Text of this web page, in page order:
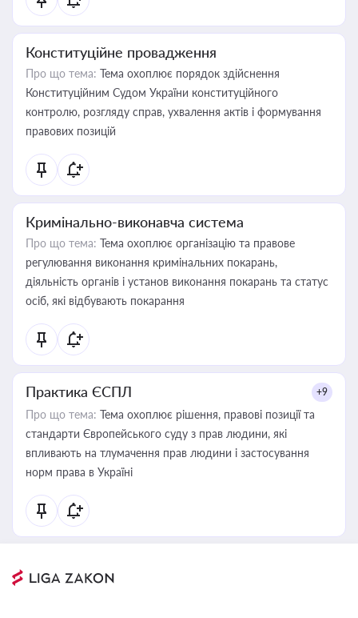
Конституційне провадження
Про що тема: Тема охоплює порядок здійснення
Конституційним Судом України конституційного
контролю, розгляду справ, ухвалення актів і формування
правових позицій
Кримінально-виконавча система
Про що тема: Тема охоплює організацію та правове
регулювання виконання кримінальних покарань,
діяльність органів і установ виконання покарань та статус
осіб, які відбувають покарання
Практика ЄСПЛ +9
Про що тема: Тема охоплює рішення, правові позиції та
стандарти Європейського суду з прав людини, які
впливають на тлумачення прав людини і застосування
норм права в Україні